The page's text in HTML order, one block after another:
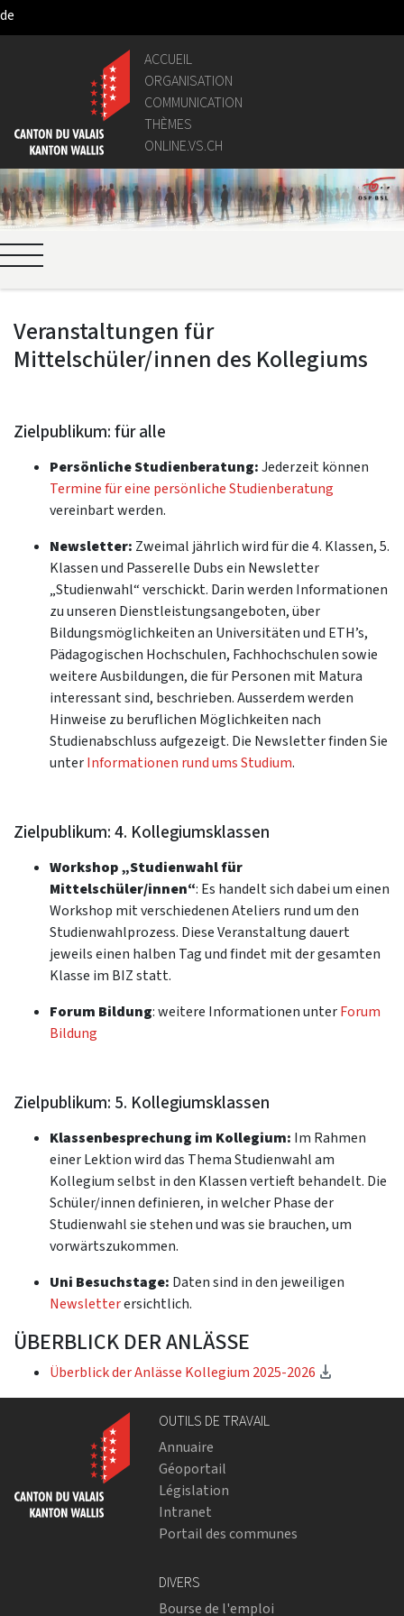
Saut au contenu principal
de
ACCUEIL
ORGANISATION
COMMUNICATION
THÈMES
ONLINE.VS.CH
Veranstaltungen für
Mittelschüler/innen des Kollegiums
Zielpublikum: für alle
Persönliche Studienberatung:Jederzeit können
Termine für eine persönliche Studienberatung
vereinbart werden.
Newsletter: Zweimal jährlich wird für die 4. Klassen, 5.
Klassen und Passerelle Dubs ein Newsletter
„Studienwahl“ verschickt. Darin werden Informationen
zu unseren Dienstleistungsangeboten, über
Bildungsmöglichkeiten an Universitäten und ETH’s,
Pädagogischen Hochschulen, Fachhochschulen sowie
weitere Ausbildungen, die für Personen mit Matura
interessant sind, beschrieben. Ausserdem werden
Hinweise zu beruflichen Möglichkeiten nach
Studienabschluss aufgezeigt. Die Newsletter finden Sie
unterInformationen rund ums Studium.
Zielpublikum: 4. Kollegiumsklassen
Workshop „Studienwahl für
Mittelschüler/innen“: Es handelt sich dabei um einen
Workshop mit verschiedenen Ateliers rund um den
Studienwahlprozess. Diese Veranstaltung dauert
jeweils einen halben Tag und findet mit der gesamten
Klasse im BIZ statt.
Forum Bildung: weitere Informationen unterForum
Bildung
Zielpublikum: 5. Kollegiumsklassen
Klassenbesprechung im Kollegium: Im Rahmen
einer Lektion wird das Thema Studienwahl am
Kollegium selbst in den Klassen vertieft behandelt. Die
Schüler/innen definieren, in welcher Phase der
Studienwahl sie stehen und was sie brauchen, um
vorwärtszukommen.
Uni Besuchstage: Daten sind in den jeweiligen
Newsletterersichtlich.
ÜBERBLICK DER ANLÄSSE
Überblick der Anlässe Kollegium 2025-2026
OUTILS DE TRAVAIL
Annuaire
Géoportail
Législation
Intranet
Portail des communes
DIVERS
Bourse de l'emploi